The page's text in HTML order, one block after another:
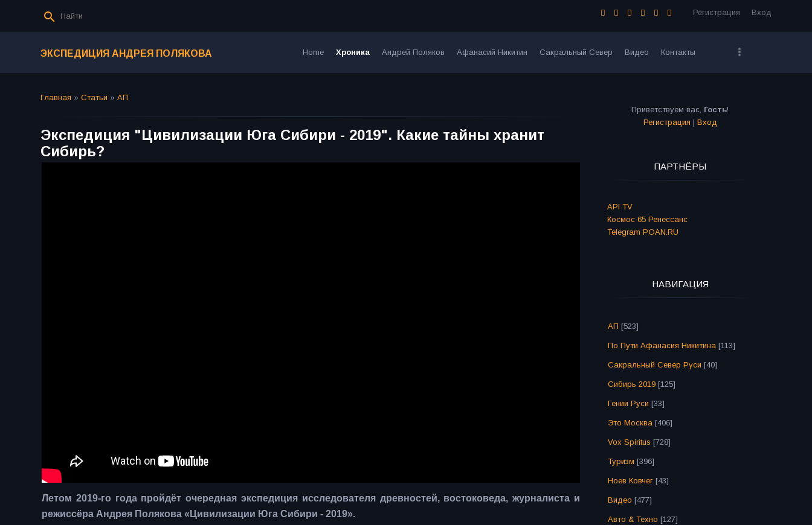
Регистрация Вход
ЭКСПЕДИЦИЯ АНДРЕЯ ПОЛЯКОВА Home Хроника Андрей Поляков Афанасий Никитин Сакральный Север Видео Контакты
Главная » Статьи » АП
Экспедиция "Цивилизации Юга Сибири - 2019". Какие тайны хранит
Сибирь?
Летом 2019-го года пройдёт очередная экспедиция исследователя древностей, востоковеда, журналиста и
режиссёра Андрея Полякова «Цивилизации Юга Сибири - 2019».
Приветствуем вас, Гость!
Регистрация | Вход
ПАРТНЁРЫ
API TV
Космос 65 Ренессанс
Telegram POAN.RU
НАВИГАЦИЯ
АП [523]
По Пути Афанасия Никитина [113]
Сакральный Север Руси [40]
Сибирь 2019 [125]
Гении Руси [33]
Это Москва [406]
Vox Spiritus [728]
Туризм [396]
Ноев Ковчег [43]
Видео [477]
Авто & Техно [127]